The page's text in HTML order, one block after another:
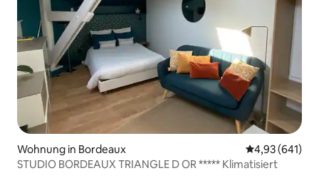
Wohnung in Bordeaux
4,93 (641)
STUDIO BORDEAUX TRIANGLE D OR ***** Klimatisiert